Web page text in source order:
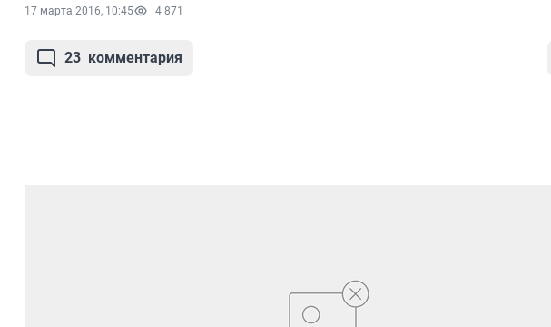
17 марта 2016, 10:45 4 871
23 комментария